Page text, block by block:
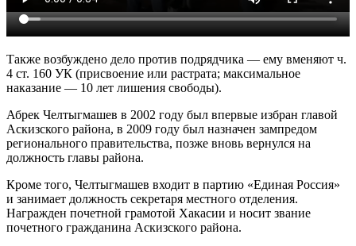
Также возбуждено дело против подрядчика — ему вменяют ч.
4 ст. 160 УК (присвоение или растрата; максимальное
наказание — 10 лет лишения свободы).
Абрек Челтыгмашев в 2002 году был впервые избран главой
Аскизского района, в 2009 году был назначен зампредом
регионального правительства, позже вновь вернулся на
должность главы района.
Кроме того, Челтыгмашев входит в партию «Единая Россия»
и занимает должность секретаря местного отделения.
Награжден почетной грамотой Хакасии и носит звание
почетного гражданина Аскизского района.